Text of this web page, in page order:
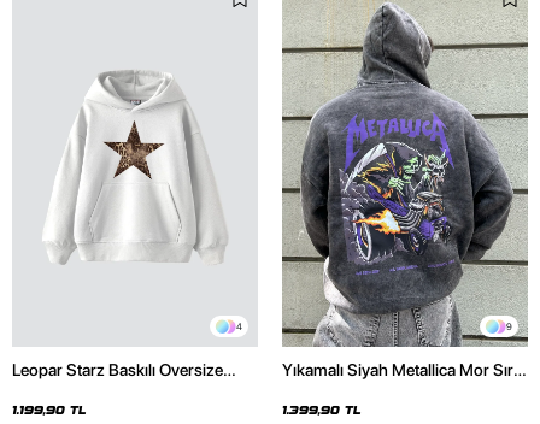
4
Leopar Starz Baskılı Oversize
1.199,90 TL
9
Yıkamalı Siyah Metallica Mor Sırt
Hoodie
1.399,90 TL